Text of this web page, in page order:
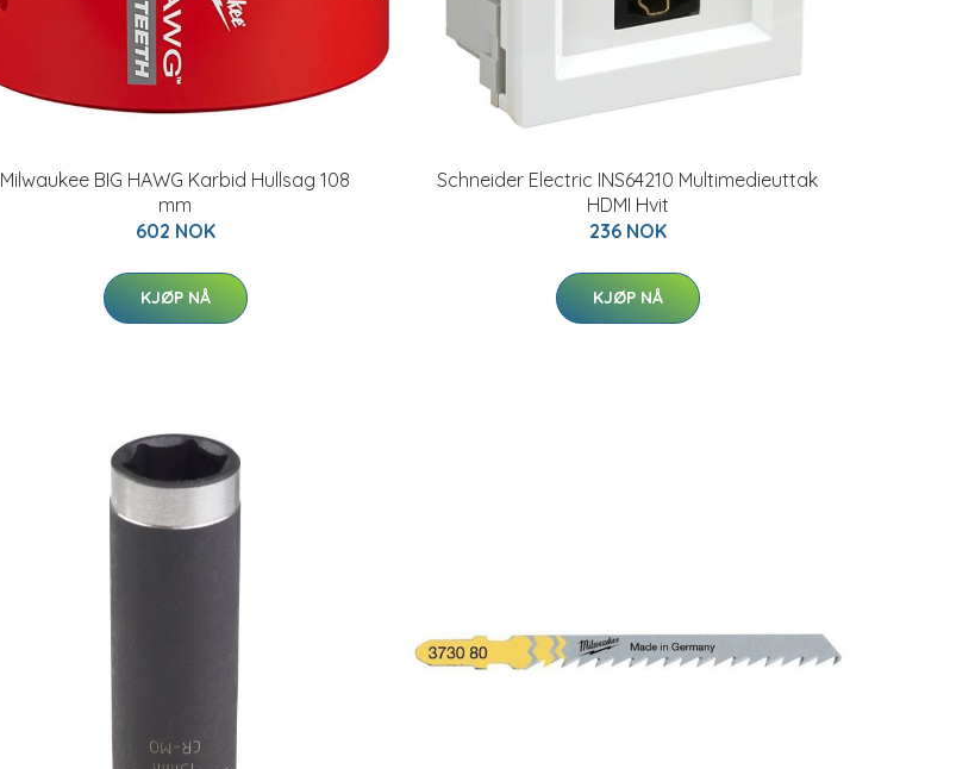
Milwaukee BIG HAWG Karbid Hullsag 108
mm
602 NOK
KJØP NÅ
Schneider Electric INS64210 Multimedieuttak
HDMI Hvit
236 NOK
KJØP NÅ